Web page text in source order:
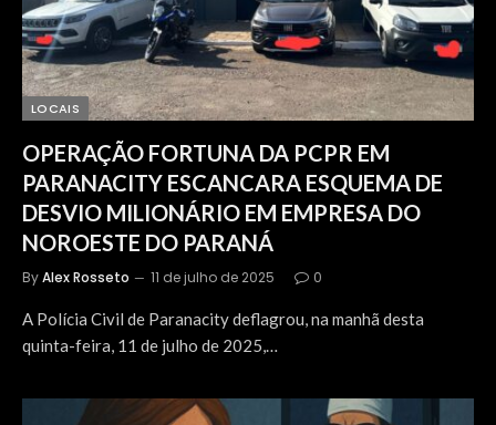
LOCAIS
OPERAÇÃO FORTUNA DA PCPR EM
PARANACITY ESCANCARA ESQUEMA DE
DESVIO MILIONÁRIO EM EMPRESA DO
NOROESTE DO PARANÁ
ByAlex Rosseto 11 de julho de 2025 0
A Polícia Civil de Paranacity deflagrou, na manhã desta
quinta-feira, 11 de julho de 2025,…